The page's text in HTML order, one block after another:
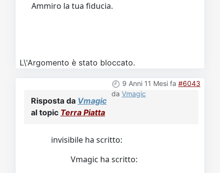
Ammiro la tua fiducia.
L\'Argomento è stato bloccato.
9 Anni 11 Mesi fa #6043
da Vmagic
Risposta da Vmagic
al topic Terra Piatta
invisibile ha scritto:
Vmagic ha scritto: